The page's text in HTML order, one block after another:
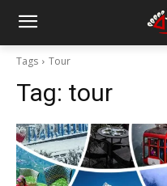
Tags Tour
Tag: tour